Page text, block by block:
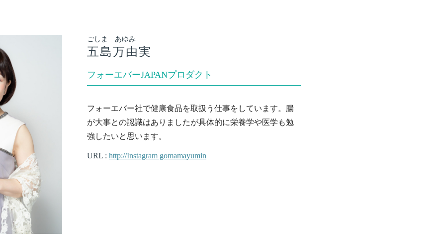
ごしま あゆみ
五島万由実
フォーエバーJAPANプロダクト
フォーエバー社で健康食品を取扱う仕事をしています。腸
が大事との認識はありましたが具体的に栄養学や医学も勉
強したいと思います。
URL : http://Instagram gomamayumin